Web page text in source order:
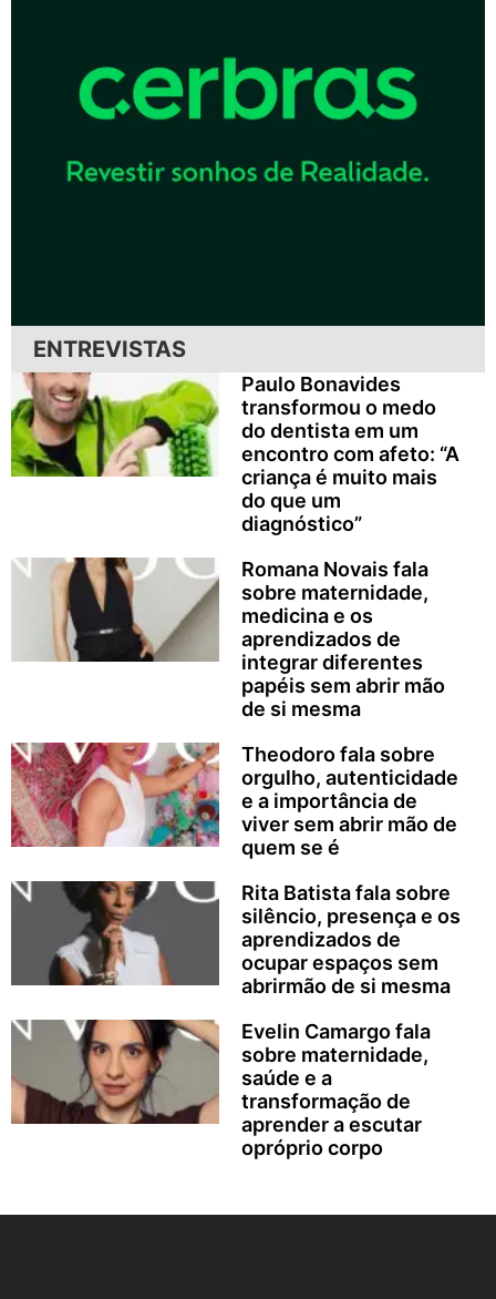
ENTREVISTAS
Paulo Bonavides
transformou o medo
do dentista em um
encontro com afeto: “A
criança é muito mais
do que um
diagnóstico”
Romana Novais fala
sobre maternidade,
medicina e os
aprendizados de
integrar diferentes
papéis sem abrir mão
de si mesma
Theodoro fala sobre
orgulho, autenticidade
e a importância de
viver sem abrir mão de
quem se é
Rita Batista fala sobre
silêncio, presença e os
aprendizados de
ocupar espaços sem
abrirmão de si mesma
Evelin Camargo fala
sobre maternidade,
saúde e a
transformação de
aprender a escutar
opróprio corpo